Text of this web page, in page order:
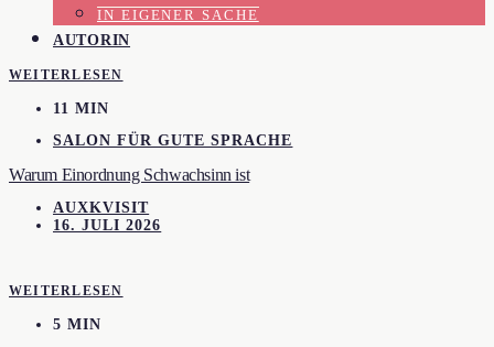
IN EIGENER SACHE
AUTORIN
WEITERLESEN
11 MIN
SALON FÜR GUTE SPRACHE
Warum Einordnung Schwachsinn ist
AUXKVISIT
16. JULI 2026
WEITERLESEN
5 MIN